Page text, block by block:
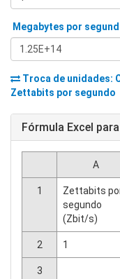
Megabytes por
Troca de unidades:
Zettabits por segundo
Fórmula Excel
A
1
Zettabits
segundo
(Zbit/s)
2 1
3